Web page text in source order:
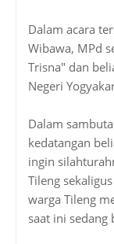
Dalam acara
Wibawa, MPd
Trisna" dan
Negeri
Dalam
kedatangan
ingin
Tileng
warga Tileng
saat ini sedang